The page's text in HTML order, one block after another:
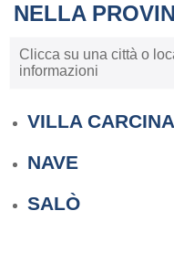
NELLA
Clicca su una città o
informazioni
VILLA CARCINA
NAVE
SALÒ